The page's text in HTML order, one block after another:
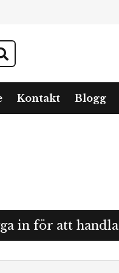
Kontakt Blogg
in för att handla